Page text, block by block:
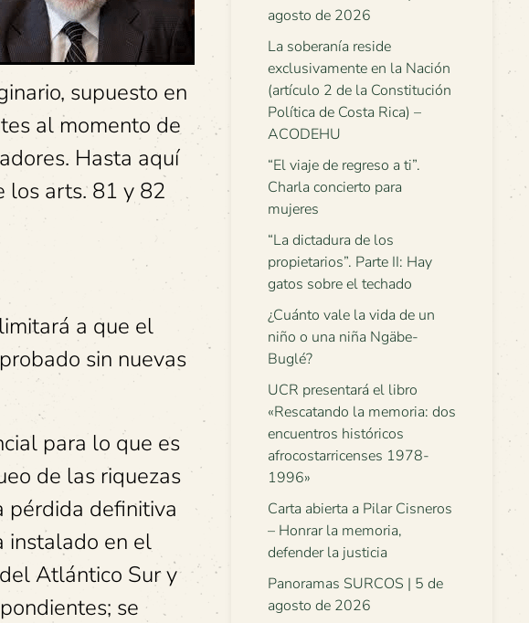
supuesto en
al momento de
Hasta aquí
los arts. 81 y 82
a que el
sin nuevas
para lo que es
de las riquezas
pérdida definitiva
instalado en el
Atlántico Sur y
se
agosto de 2026
La soberanía reside
exclusivamente en la Nación
(artículo 2 de la Constitución
Política de Costa Rica) –
ACODEHU
“El viaje de regreso a ti”.
Charla concierto para
mujeres
“La dictadura de los
propietarios”. Parte II: Hay
gatos sobre el techado
¿Cuánto vale la vida de un
niño o una niña Ngäbe-
Buglé?
UCR presentará el libro
«Rescatando la memoria: dos
encuentros históricos
afrocostarricenses 1978-
1996»
Carta abierta a Pilar Cisneros
– Honrar la memoria,
defender la justicia
Panoramas SURCOS | 5 de
agosto de 2026